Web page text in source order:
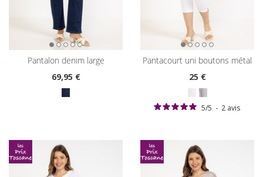
pantalon denim large
69,95 €
pantacourt uni boutons métal
25€
5/5 - 2 avis